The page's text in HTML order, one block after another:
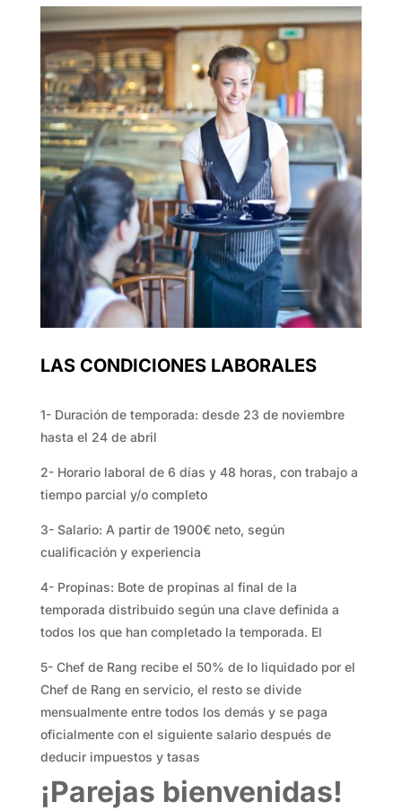
LAS CONDICIONES LABORALES
1- Duración de temporada: desde 23 de noviembre
hasta el 24 de abril
2- Horario laboral de 6 días y 48 horas, con trabajo a
tiempo parcial y/o completo
3- Salario: A partir de 1900€ neto, según
cualificación y experiencia
4- Propinas: Bote de propinas al final de la
temporada distribuido según una clave definida a
todos los que han completado la temporada. El
5- Chef de Rang recibe el 50% de lo liquidado por el
Chef de Rang en servicio, el resto se divide
mensualmente entre todos los demás y se paga
oficialmente con el siguiente salario después de
deducir impuestos y tasas
¡Parejas bienvenidas!